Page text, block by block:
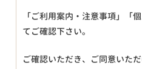
「ご利用案内・注意事項」「
てご確認下さい。
ご確認いただき、ご同意いた